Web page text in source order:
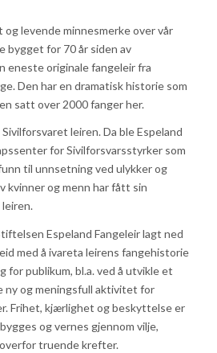
og levende minnesmerke over vår
bygget for 70 år siden av
eneste originale fangeleir fra
Den har en dramatisk historie som
satt over 2000 fanger her.
leiren. Da ble Espeland
for Sivilforsvarsstyrker som
til unnsetning ved ulykker og
kvinner og menn har fått sin
Espeland Fangeleir lagt ned
med å ivareta leirens fangehistorie
for publikum, bl.a. ved å utvikle et
ny og meningsfull aktivitet for
Frihet, kjærlighet og beskyttelse er
og vernes gjennom vilje,
truende krefter.